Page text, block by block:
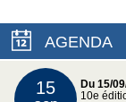
AGENDA
15
Du 15/
10e